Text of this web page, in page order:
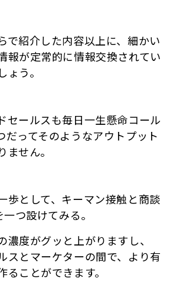
で紹介した内容以上に、細かい
報が定常的に情報交換されてい
う。
セールスも毎日一生懸命コール
だってそのようなアウトプット
せん。
歩として、キーマン接触と商談
つ設けてみる。
濃度がグッと上がりますし、
スとマーケターの間で、より有
ことができます。